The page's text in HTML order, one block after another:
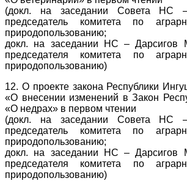
(докл. на заседании Совета НС
председатель комитета по
природопользованию;
докл. на заседании НС – Дарсигов
председателя комитета по
природопользованию)
12. О проекте закона Республики
«О внесении изменений в Закон
«О недрах» в первом чтении
(докл. на заседании Совета НС
председатель комитета по
природопользованию;
докл. на заседании НС – Дарсигов
председателя комитета по
природопользованию)